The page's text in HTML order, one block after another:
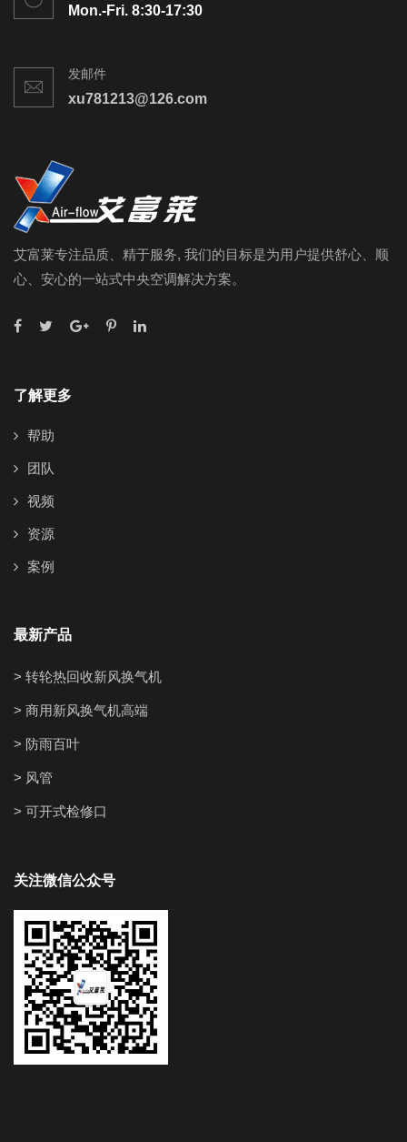
Mon.-Fri. 8:30-17:30
发邮件
xu781213@126.com
艾富莱专注品质、精于服务, 我们的目标是为用户提供舒心、顺
心、安心的一站式中央空调解决方案。
了解更多
帮助
团队
视频
资源
案例
最新产品
> 转轮热回收新风换气机
> 商用新风换气机高端
> 防雨百叶
> 风管
> 可开式检修口
关注微信公众号